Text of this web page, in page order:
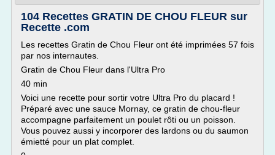
104 Recettes GRATIN DE CHOU FLEUR sur
Recette .com
Les recettes Gratin de Chou Fleur ont été imprimées 57 fois
par nos internautes.
Gratin de Chou Fleur dans l'Ultra Pro
40 min
Voici une recette pour sortir votre Ultra Pro du placard !
Préparé avec une sauce Mornay, ce gratin de chou-fleur
accompagne parfaitement un poulet rôti ou un poisson.
Vous pouvez aussi y incorporer des lardons ou du saumon
émietté pour un plat complet.